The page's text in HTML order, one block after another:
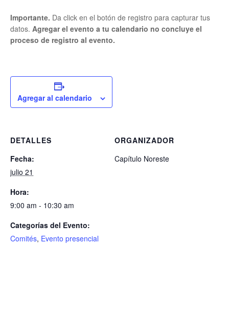
Importante. Da click en el botón de registro para capturar tus
datos. Agregar el evento a tu calendario no concluye el
proceso de registro al evento.
Agregar al calendario
DETALLES
Fecha:
julio 21
Hora:
9:00 am - 10:30 am
Categorías del Evento:
Comités, Evento presencial
ORGANIZADOR
Capítulo Noreste